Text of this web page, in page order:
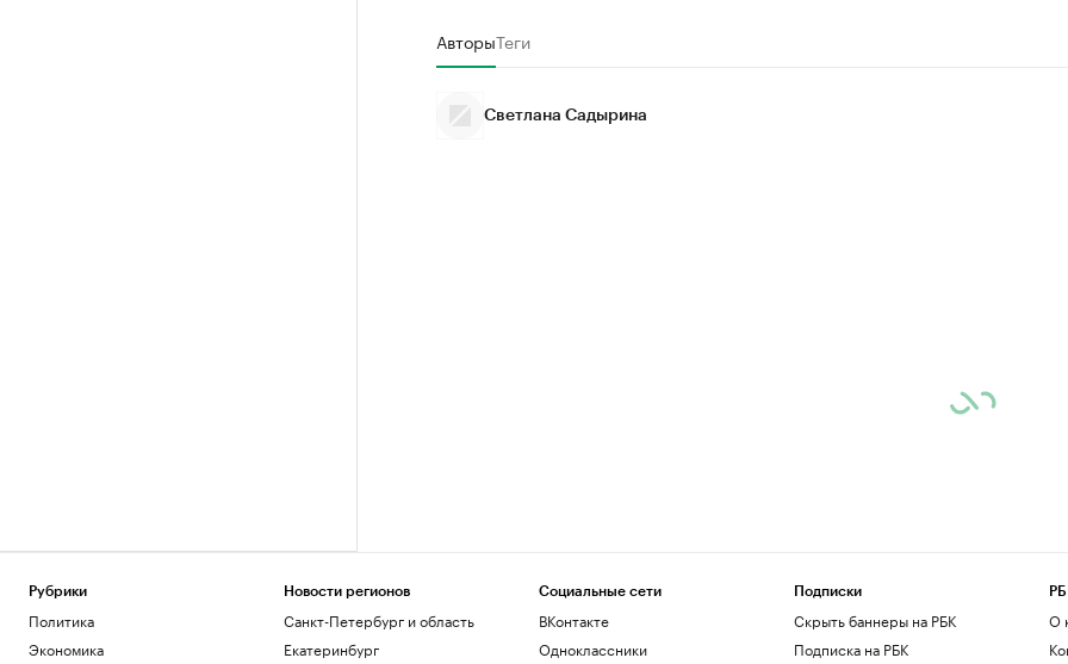
АвторыТеги
Светлана Садырина
Рубрики
Политика
Экономика
Новости регионов
Санкт-Петербург и область
Екатеринбург
Социальные сети
ВКонтакте
Одноклассники
Подписки
Скрыть баннеры на РБК
Подписка на РБК
О